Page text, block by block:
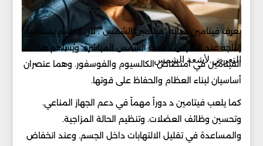
التعرض لأشعة الشمس
يعرف فيتامين د بأنه “فيتامين الشمس”. لأن الجسم يستطيع
إنتاجه عند التعرض لأشعة الشمس المباشرة. ويُساهم هذا
الفيتامين في امتصاص الكالسيوم والفوسفور. وهما عنصران
أساسيان لبناء العظام والحفاظ على قوتها.
كما يلعب فيتامين د دوراً مهماً في دعم الجهاز المناعي.
وتحسين وظائف العضلات. وتنظيم الحالة المزاجية.
والمساعدة في تقليل الالتهابات داخل الجسم. وعند انخفاض